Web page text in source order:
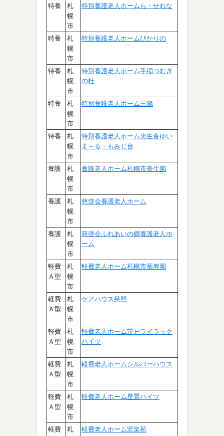
特養
札
幌
市
特別養護老人ホームら・せれな
特養
札
幌
市
特別養護老人ホームひかりの
特養
札
幌
市
特別養護老人ホーム手稲つむぎ
の杜
特養
札
幌
市
特別養護老人ホーム三陽
特養
札
幌
市
特別養護老人ホーム光生舎ゆい
ま～る・もみじ台
養護
札
幌
市
養護老人ホーム札幌市長生園
養護
札
幌
市
慈啓会養護老人ホーム
養護
札
幌
市
慈啓会ふれあいの郷養護老人ホ
ーム
軽費
Ａ型
札
幌
市
軽費老人ホーム札幌市菊寿園
軽費
Ａ型
札
幌
市
ケアハウス慈照
軽費
Ａ型
札
幌
市
軽費老人ホーム茨戸ライラック
ハイツ
軽費
Ａ型
札
幌
市
軽費老人ホームシルバーハウス
軽費
Ａ型
札
幌
市
軽費老人ホーム星置ハイツ
軽費
札
軽費老人ホーム宏楽苑